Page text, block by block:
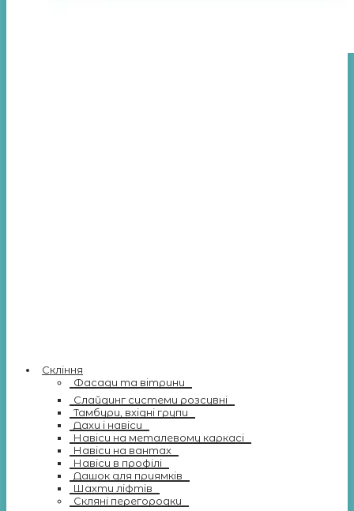
Скління
Фасади та вітрини
Слайдинг системи розсувні
Тамбури, вхідні групи
Дахи і навіси
Навіси на металевому каркасі
Навіси на вантах
Навіси в профілі
Дашок для приямків
Шахти ліфтів
Скляні перегородки